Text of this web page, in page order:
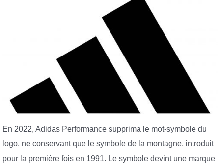
En 2022, Adidas Performance supprima le mot-symbole du
logo, ne conservant que le symbole de la montagne, introduit
pour la première fois en 1991. Le symbole devint une marque